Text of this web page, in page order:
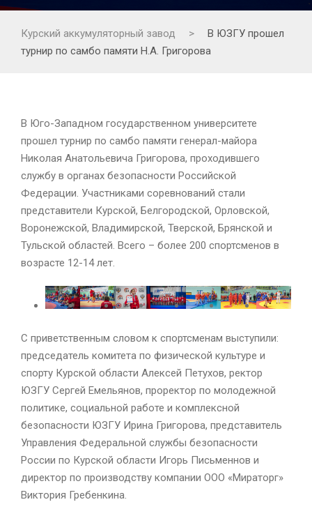
Курский аккумуляторный завод >
В ЮЗГУ прошел
турнир по самбо памяти Н.А. Григорова
В Юго-Западном государственном университете
прошел турнир по самбо памяти генерал-майора
Николая Анатольевича Григорова, проходившего
службу в органах безопасности Российской
Федерации. Участниками соревнований стали
представители Курской, Белгородской, Орловской,
Воронежской, Владимирской, Тверской, Брянской и
Тульской областей. Всего – более 200 спортсменов в
возрасте 12-14 лет.
С приветственным словом к спортсменам выступили:
председатель комитета по физической культуре и
спорту Курской области Алексей Петухов, ректор
ЮЗГУ Сергей Емельянов, проректор по молодежной
политике, социальной работе и комплексной
безопасности ЮЗГУ Ирина Григорова, представитель
Управления Федеральной службы безопасности
России по Курской области Игорь Письменнов и
директор по производству компании ООО «Мираторг»
Виктория Гребенкина.